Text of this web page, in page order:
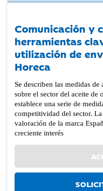
Comunicación y
herramientas
utilización de
Horeca
Se describen las medidas
sobre el sector del aceite de
establece una serie de
competitividad del sector.
valoración de la marca
creciente interés